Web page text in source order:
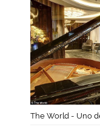
The World - Uno